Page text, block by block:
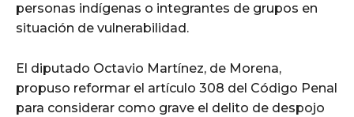
personas indígenas o integrantes de grupos en
situación de vulnerabilidad.
El diputado Octavio Martínez, de Morena,
propuso reformar el artículo 308 del Código Penal
para considerar como grave el delito de despojo